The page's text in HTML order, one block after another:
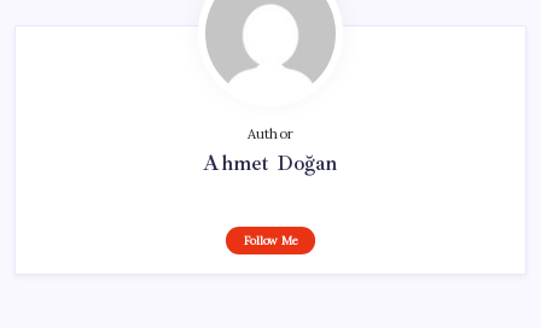
Author
Ahmet Doğan
Follow Me